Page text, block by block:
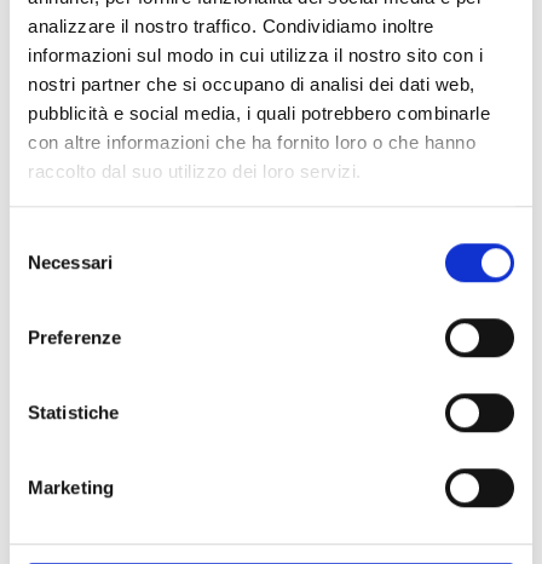
analizzare il nostro traffico. Condividiamo inoltre
informazioni sul modo in cui utilizza il nostro sito con i
nostri partner che si occupano di analisi dei dati web,
pubblicità e social media, i quali potrebbero combinarle
con altre informazioni che ha fornito loro o che hanno
raccolto dal suo utilizzo dei loro servizi.
delNecessari
Preferenze
Statistiche
Marketing
Specifiche Tecniche
Marchio
Bartorelli Italian Jewels
Collezione
Bartorelli
Per
Pietre preziose